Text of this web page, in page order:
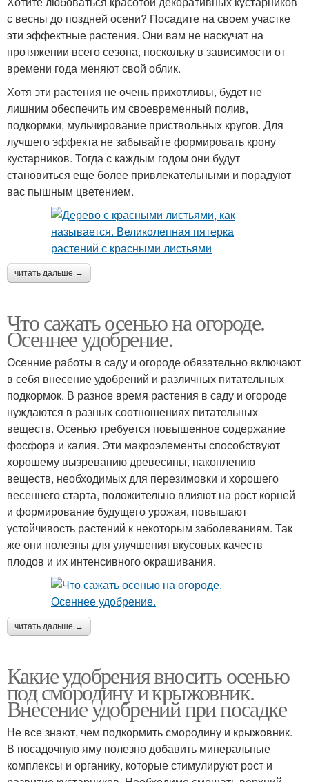
с весны до поздней осени? Посадите на своем участке
эти эффектные растения. Они вам не наскучат на
протяжении всего сезона, поскольку в зависимости от
времени года меняют свой облик.
Хотя эти растения не очень прихотливы, будет не
лишним обеспечить им своевременный полив,
подкормки, мульчирование приствольных кругов. Для
лучшего эффекта не забывайте формировать крону
кустарников. Тогда с каждым годом они будут
становиться еще более привлекательными и порадуют
вас пышным цветением.
читать дальше →
Что сажать осенью на огороде.
Осеннее удобрение.
Осенние работы в саду и огороде обязательно включают
в себя внесение удобрений и различных питательных
подкормок. В разное время растения в саду и огороде
нуждаются в разных соотношениях питательных
веществ. Осенью требуется повышенное содержание
фосфора и калия. Эти макроэлементы способствуют
хорошему вызреванию древесины, накоплению
веществ, необходимых для перезимовки и хорошего
весеннего старта, положительно влияют на рост корней
и формирование будущего урожая, повышают
устойчивость растений к некоторым заболеваниям. Так
же они полезны для улучшения вкусовых качеств
плодов и их интенсивного окрашивания.
читать дальше →
Какие удобрения вносить осенью
под смородину и крыжовник.
Внесение удобрений при посадке
Не все знают, чем подкормить смородину и крыжовник.
В посадочную яму полезно добавить минеральные
комплексы и органику, которые стимулируют рост и